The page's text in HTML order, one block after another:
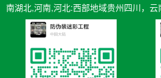
南湖北,河南,河北:西部地域贵州四川，云